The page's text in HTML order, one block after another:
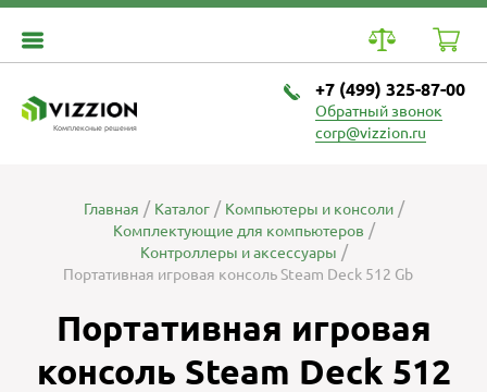
Комплексные решения
+7 (499) 325-87-00
Обратный звонок
corp@vizzion.ru
Главная Каталог
Компьютеры и консоли
Комплектующие для компьютеров
Контроллеры и аксессуары
Портативная игровая консоль Steam Deck 512 Gb
Портативная игровая
консоль Steam Deck 512